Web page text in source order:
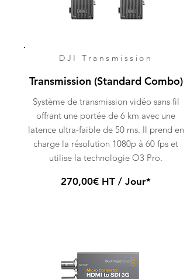
DJI Transmission
Transmission (Standard Combo)
Système de transmission vidéo sans fil
offrant une portée de 6 km avec une
latence ultra-faible de 50 ms. Il prend en
charge la résolution 1080p à 60 fps et
utilise la technologie O3 Pro.
270,00€ HT / Jour*